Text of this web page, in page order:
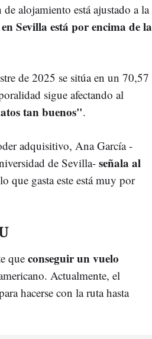
alojamiento está ajustado a la
Sevilla está por encima de la
de 2025 se sitúa en un 70,57
sigue afectando al
tan buenos".
adquisitivo, Ana García -
de Sevilla- señala al
que gasta este está muy por
queconseguir un vuelo
Actualmente, el
hacerse con la ruta hasta